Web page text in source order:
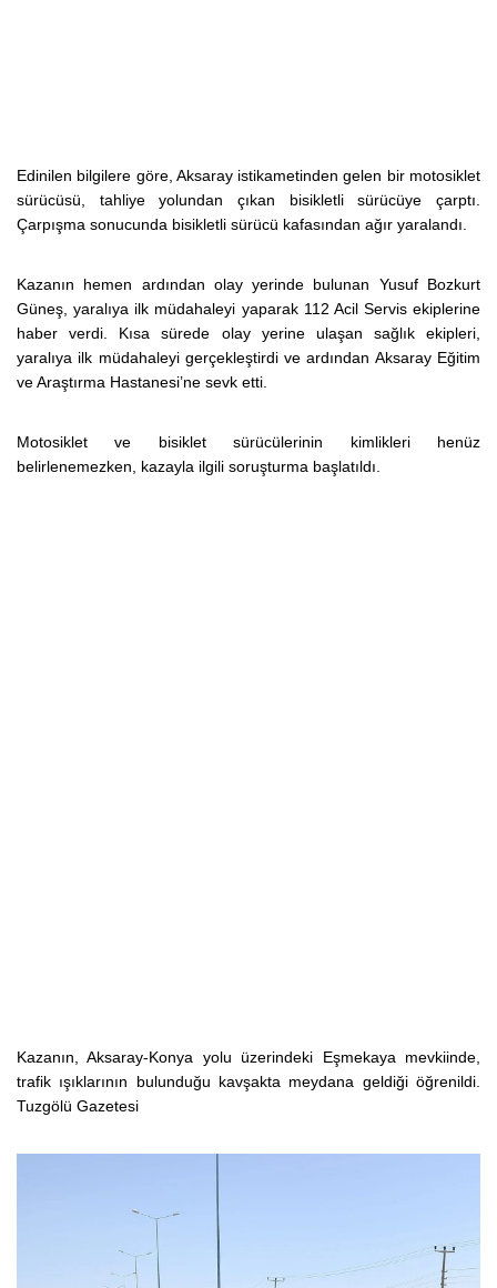
Edinilen bilgilere göre, Aksaray istikametinden gelen bir motosiklet
sürücüsü, tahliye yolundan çıkan bisikletli sürücüye çarptı.
Çarpışma sonucunda bisikletli sürücü kafasından ağır yaralandı.
Kazanın hemen ardından olay yerinde bulunan Yusuf Bozkurt
Güneş, yaralıya ilk müdahaleyi yaparak 112 Acil Servis ekiplerine
haber verdi. Kısa sürede olay yerine ulaşan sağlık ekipleri,
yaralıya ilk müdahaleyi gerçekleştirdi ve ardından Aksaray Eğitim
ve Araştırma Hastanesi’ne sevk etti.
Motosiklet ve bisiklet sürücülerinin kimlikleri henüz
belirlenemezken, kazayla ilgili soruşturma başlatıldı.
Kazanın, Aksaray-Konya yolu üzerindeki Eşmekaya mevkiinde,
trafik ışıklarının bulunduğu kavşakta meydana geldiği öğrenildi.
Tuzgölü Gazetesi